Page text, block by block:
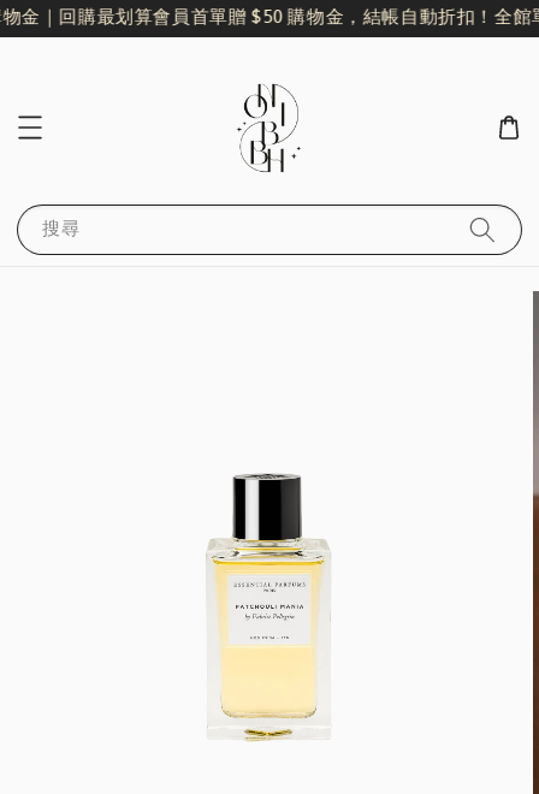
｜回購最划算會員首單贈 $50 購物金，結帳自動折扣！ 全館
搜尋